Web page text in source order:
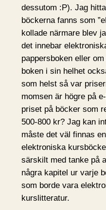
dessutom :P). Jag
böckerna fanns som
kollade närmare blev
det innebar
pappersboken eller
boken i sin helhet
som helst så var
momsen är högre på
priset på böcker som
500-800 kr? Jag kan
måste det väl finnas
elektroniska
särskilt med tanke på
några kapitel ur varje
som borde vara
kurslitteratur.